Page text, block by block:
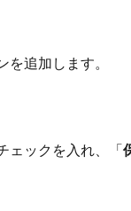
を追加します。
ェックを入れ、「